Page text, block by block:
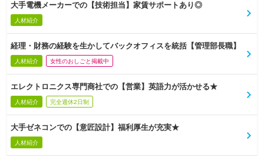
大手電機メーカーでの【技術担当】家賃サポートあり◎
人材紹介
経理・財務の経験を生かしてバックオフィスを統括【管理部長職】
人材紹介 女性のおしごと掲載中
エレクトロニクス専門商社での【営業】英語力が活かせる★
人材紹介 完全週休2日制
大手ゼネコンでの【意匠設計】福利厚生が充実★
人材紹介